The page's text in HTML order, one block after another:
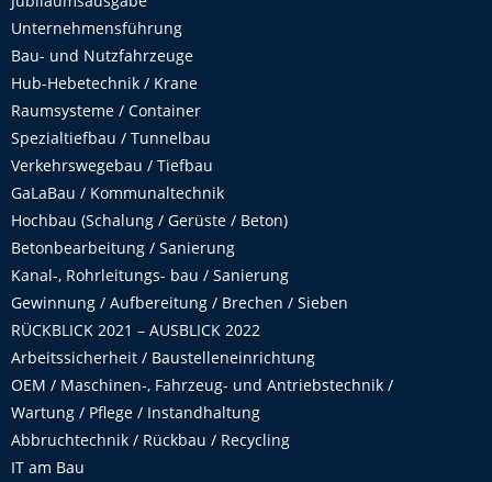
Unternehmensführung
Bau- und Nutzfahrzeuge
Hub-Hebetechnik / Krane
Raumsysteme / Container
Spezialtiefbau / Tunnelbau
Verkehrswegebau / Tiefbau
GaLaBau / Kommunaltechnik
Hochbau (Schalung / Gerüste / Beton)
Betonbearbeitung / Sanierung
Kanal-, Rohrleitungs- bau / Sanierung
Gewinnung / Aufbereitung / Brechen / Sieben
RÜCKBLICK 2021 – AUSBLICK 2022
Arbeitssicherheit / Baustelleneinrichtung
OEM / Maschinen-, Fahrzeug- und Antriebstechnik /
Wartung / Pflege / Instandhaltung
Abbruchtechnik / Rückbau / Recycling
IT am Bau